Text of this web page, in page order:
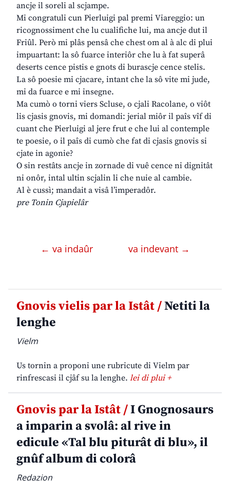
ancje il soreli al scjampe.
Mi congratuli cun Pierluigi pal premi Viareggio: un
ricognossiment che lu cualifiche lui, ma ancje dut il
Friûl. Però mi plâs pensâ che chest om al à alc di plui
impuartant: la sô fuarce interiôr che lu à fat superâ
deserts cence pistis e gnots di burascje cence stelis.
La sô poesie mi cjacare, intant che la sô vite mi jude,
mi da fuarce e mi insegne.
Ma cumò o torni viers Scluse, o cjali Racolane, o viôt
lis cjasis gnovis, mi domandi: jerial miôr il paîs vîf di
cuant che Pierluigi al jere frut e che lui al contemple
te poesie, o il paîs di cumò che fat di cjasis gnovis si
cjate in agonie?
O sin restâts ancje in zornade di vuê cence ni dignitât
ni onôr, intal ultin scjalin li che nuie al cambie.
Al è cussì; mandait a visâ l’imperadôr.
pre Tonin Cjapielâr
← va indaûr va indevant →
Gnovis vielis par la Istât /Netiti la
lenghe
Vielm
Us tornin a proponi une rubricute di Vielm par
rinfrescasi il cjâf su la lenghe. lei di plui +
Gnovis par la Istât /I Gnognosaurs
a imparin a svolâ: al rive in
edicule «Tal blu piturât di blu», il
gnûf album di colorâ
Redazion